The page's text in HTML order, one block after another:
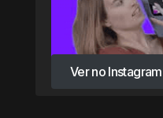
Ver no Instagram
Ver no Instagram